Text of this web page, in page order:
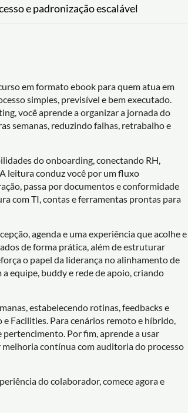
e padronização escalável
em formato ebook para quem atua em
simples, previsível e bem executado.
você aprende a organizar a jornada do
semanas, reduzindo falhas, retrabalho e
do onboarding, conectando RH,
leitura conduz você por um fluxo
passa por documentos e conformidade
com TI, contas e ferramentas prontas para
agenda e uma experiência que acolhe e
de forma prática, além de estruturar
o papel da liderança no alinhamento de
equipe, buddy e rede de apoio, criando
estabelecendo rotinas, feedbacks e
Facilities. Para cenários remoto e híbrido,
Por fim, aprende a usar
melhoria contínua com auditoria do processo
do colaborador, comece agora e